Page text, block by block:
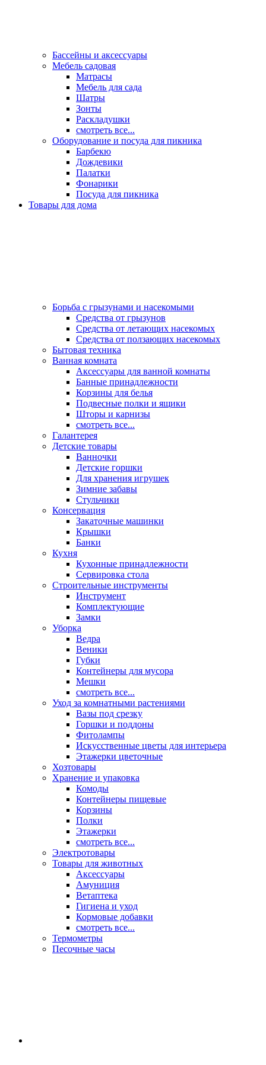
Бассейны и аксессуары
Мебель садовая
Матрасы
Мебель для сада
Шатры
Зонты
Раскладушки
смотреть все...
Оборудование и посуда для пикника
Барбекю
Дождевики
Палатки
Фонарики
Посуда для пикника
Товары для дома
Борьба с грызунами и насекомыми
Средства от грызунов
Средства от летающих насекомых
Средства от ползающих насекомых
Бытовая техника
Ванная комната
Аксессуары для ванной комнаты
Банные принадлежности
Корзины для белья
Подвесные полки и ящики
Шторы и карнизы
смотреть все...
Галантерея
Детские товары
Ванночки
Детские горшки
Для хранения игрушек
Зимние забавы
Стульчики
Консервация
Закаточные машинки
Крышки
Банки
Кухня
Кухонные принадлежности
Сервировка стола
Строительные инструменты
Инструмент
Комплектующие
Замки
Уборка
Ведра
Веники
Губки
Контейнеры для мусора
Мешки
смотреть все...
Уход за комнатными растениями
Вазы под срезку
Горшки и поддоны
Фитолампы
Искусственные цветы для интерьера
Этажерки цветочные
Хозтовары
Хранение и упаковка
Комоды
Контейнеры пищевые
Корзины
Полки
Этажерки
смотреть все...
Электротовары
Товары для животных
Аксессуары
Амуниция
Ветаптека
Гигиена и уход
Кормовые добавки
смотреть все...
Термометры
Песочные часы